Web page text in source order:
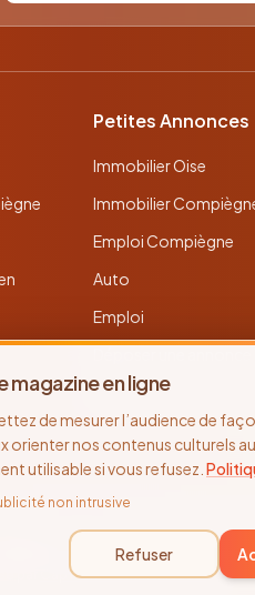
Petites Annonces
Immobilier Oise
Immobilier
Emploi Compiègne
Auto
Emploi
Toutes les annonces
· Depuis 2005 ·
Cap Horn Communications
magazine en ligne
de mesurer l’audience de
orienter nos contenus culturels
utilisable si vous refusez.
non intrusive
Refuser